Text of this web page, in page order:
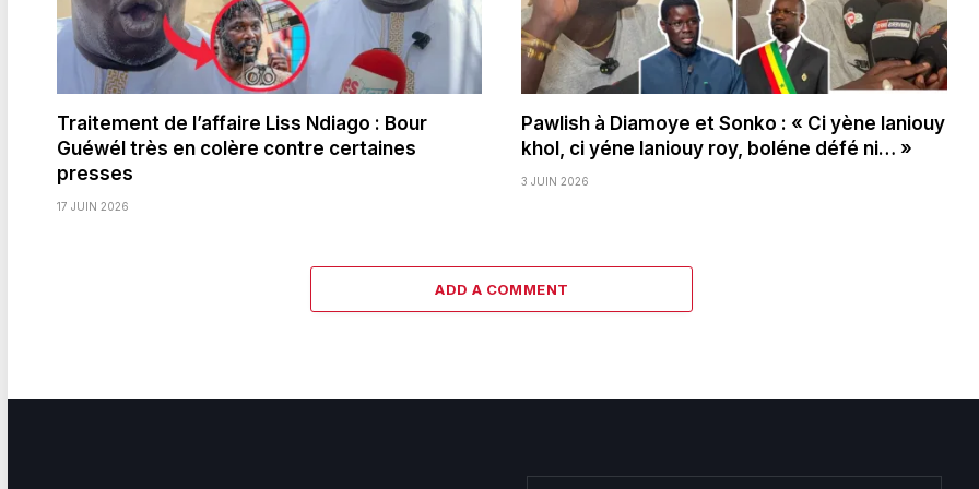
Traitement de l’affaire Liss Ndiago : Bour
Guéwél très en colère contre certaines
presses
17 JUIN 2026
Pawlish à Diamoye et Sonko : « Ci yène laniouy
khol, ci yéne laniouy roy, boléne défé ni… »
3 JUIN 2026
ADD A COMMENT